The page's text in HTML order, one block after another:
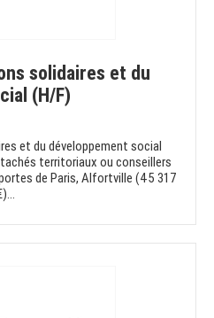
solidaires et du
(H/F)
et du développement social
territoriaux ou conseillers
de Paris, Alfortville (45 317